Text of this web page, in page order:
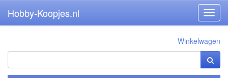
Hobby-Koopjes.nl
Winkelwagen